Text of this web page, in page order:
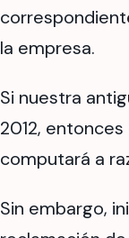
la empresa.
Si nuestra
2012,
computará a
Sin embargo,